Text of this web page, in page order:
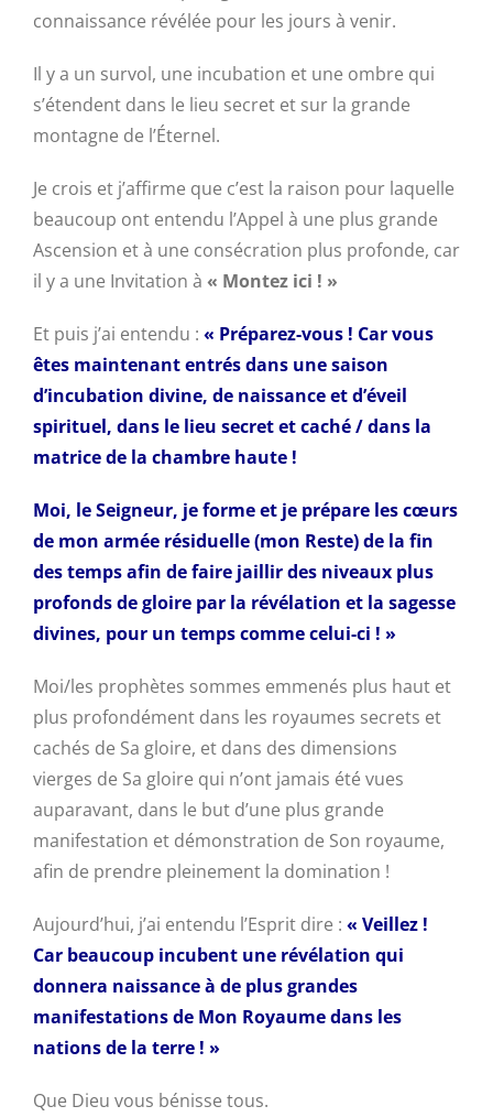
connaissance révélée pour les jours à venir.
Il y a un survol, une incubation et une ombre qui
s’étendent dans le lieu secret et sur la grande
montagne de l’Éternel.
Je crois et j’affirme que c’est la raison pour laquelle
beaucoup ont entendu l’Appel à une plus grande
Ascension et à une consécration plus profonde, car
il y a une Invitation à « Montez ici ! »
Et puis j’ai entendu : « Préparez-vous ! Car vous
êtes maintenant entrés dans une saison
d’incubation divine, de naissance et d’éveil
spirituel, dans le lieu secret et caché / dans la
matrice de la chambre haute !
Moi, le Seigneur, je forme et je prépare les cœurs
de mon armée résiduelle (mon Reste) de la fin
des temps afin de faire jaillir des niveaux plus
profonds de gloire par la révélation et la sagesse
divines, pour un temps comme celui-ci ! »
Moi/les prophètes sommes emmenés plus haut et
plus profondément dans les royaumes secrets et
cachés de Sa gloire, et dans des dimensions
vierges de Sa gloire qui n’ont jamais été vues
auparavant, dans le but d’une plus grande
manifestation et démonstration de Son royaume,
afin de prendre pleinement la domination !
Aujourd’hui, j’ai entendu l’Esprit dire : « Veillez !
Car beaucoup incubent une révélation qui
donnera naissance à de plus grandes
manifestations de Mon Royaume dans les
nations de la terre ! »
Que Dieu vous bénisse tous.